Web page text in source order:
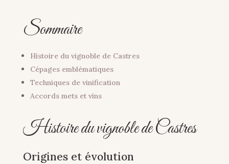
Sommaire
Histoire du vignoble de Castres
Cépages emblématiques
Techniques de vinification
Accords mets et vins
Histoire du vignoble de Castres
Origines et évolution